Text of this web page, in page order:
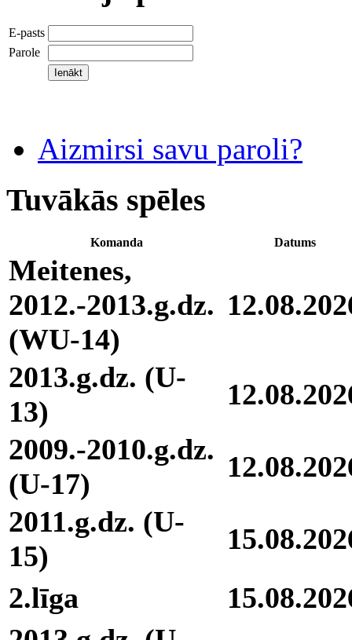
E-pasts
Parole
Aizmirsi savu paroli?
Tuvākās spēles
Komanda Datums
Meitenes,
2012.-2013.g.dz.
(WU-14)
2013.g.dz. (U-
13)
2009.-2010.g.dz.
(U-17)
2011.g.dz. (U-
15)
2.līga